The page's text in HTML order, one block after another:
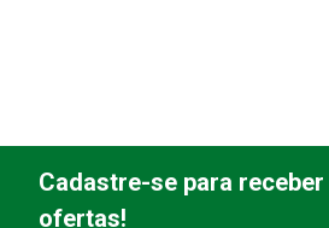
Cadastre-se para
ofertas!